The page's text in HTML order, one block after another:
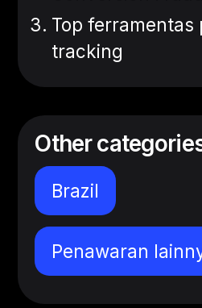
Top ferramentas
tracking
Other
Brazil
Penawaran